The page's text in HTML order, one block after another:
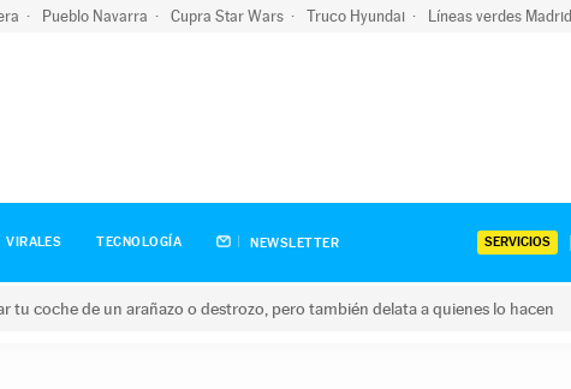
Pueblo Navarra Cupra Star Wars Truco Hyundai Líneas verdes Madrid
VIRALES TECNOLOGÍA NEWSLETTER SERVICIOS
tu coche de un arañazo o destrozo, pero también delata a quienes lo hacen